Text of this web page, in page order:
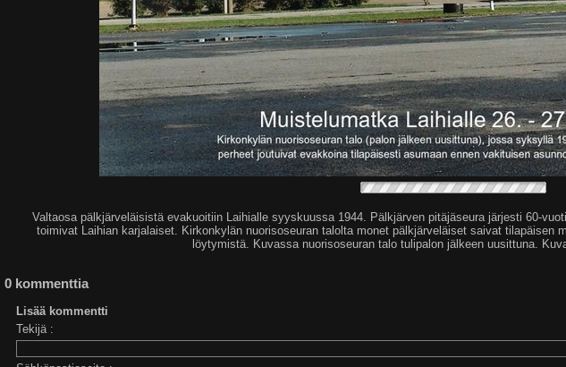
Valtaosa pälkjärveläisistä evakuoitiin Laihialle syyskuussa 1944. Pälkjärven pitäjäseura järjesti 60-
toimivat Laihian karjalaiset. Kirkonkylän nuorisoseuran talolta monet pälkjärveläiset saivat tilapäisen
löytymistä. Kuvassa nuorisoseuran talo tulipalon jälkeen uusittuna.
0 kommenttia
Lisää kommentti
Tekijä :